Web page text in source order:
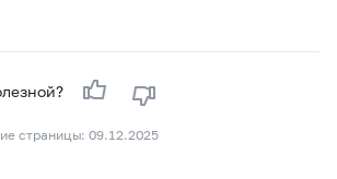
страницы: 09.12.2025